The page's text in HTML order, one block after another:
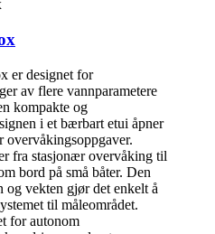
er designet for
av flere vannparametere
kompakte og
i et bærbart etui åpner
overvåkingsoppgaver.
fra stasjonær overvåking til
bord på små båter. Den
og vekten gjør det enkelt å
til måleområdet.
for autonom